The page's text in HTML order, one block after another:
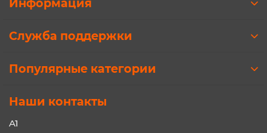
Информация
Служба поддержки
Популярные категории
Наши контакты
A1